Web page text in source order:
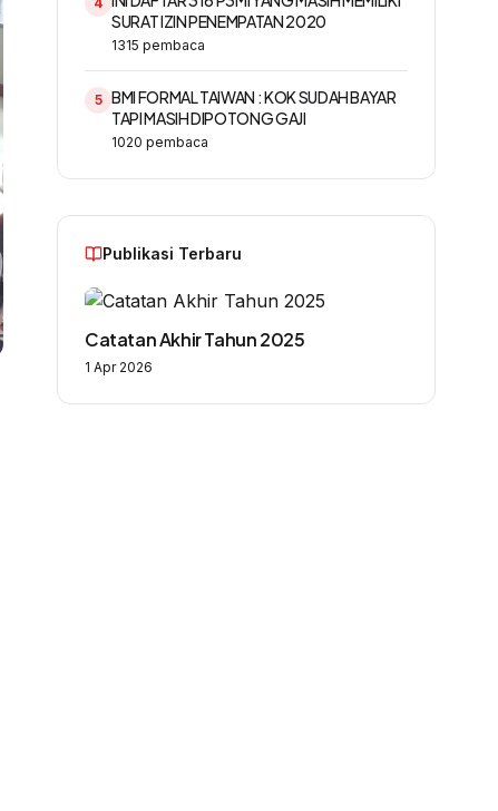
SURAT IZIN PENEMPATAN 2020
1315 pembaca
5 BMI FORMAL TAIWAN : KOK SUDAH BAYAR
TAPI MASIH DIPOTONG GAJI
1020 pembaca
Publikasi Terbaru
Catatan Akhir Tahun 2025
1 Apr 2026